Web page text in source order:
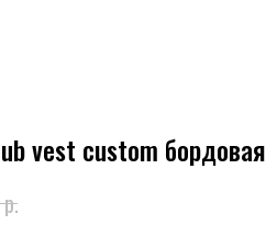
vest custom бордовая
р.